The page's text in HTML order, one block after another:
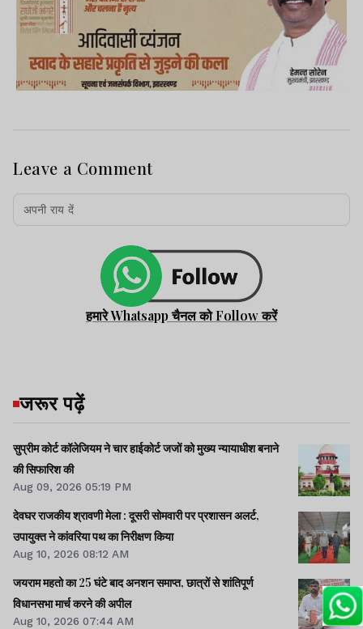
Leave a Comment
हमारे Whatsapp चैनल को Follow करें
जरूर पढ़ें
सुप्रीम कोर्ट कॉलेजियम ने चार हाईकोर्ट जजों को मुख्य न्यायाधीश बनाने
की सिफारिश की
Aug 09, 2026 05:19 PM
देवघर राजकीय श्रावणी मेला : दूसरी सोमवारी पर प्रशासन अलर्ट,
उपायुक्त ने कांवरिया पथ का निरीक्षण किया
Aug 10, 2026 08:12 AM
जयराम महतो का 25 घंटे बाद अनशन समाप्त, छात्रों से शांतिपूर्ण
विधानसभा मार्च करने की अपील
Aug 10, 2026 07:44 AM